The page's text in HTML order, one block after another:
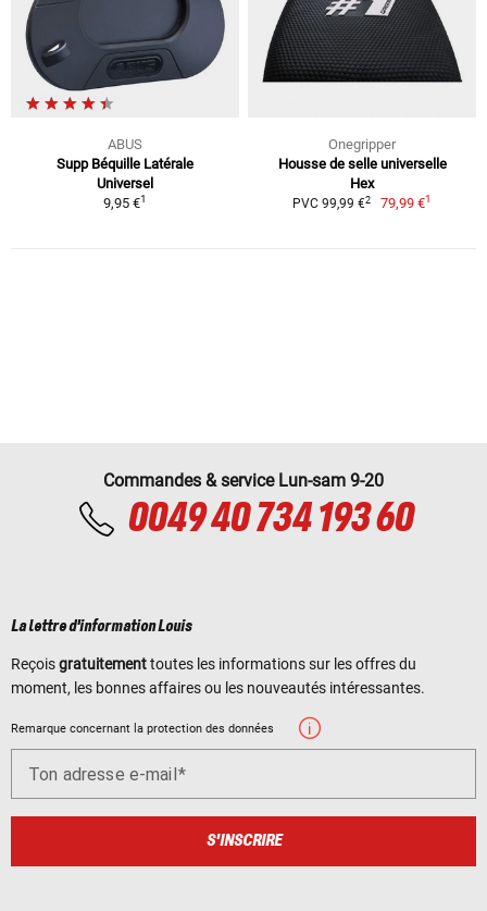
ABUS
Supp Béquille Latérale
Universel
9,95 €1
Onegripper
Housse de selle universelle
Hex
PVC 99,99 €2 79,99 €1
Commandes & service Lun-sam 9-20
0049 40 734 193 60
La lettre d'information Louis
Reçoisgratuitementtoutes les informations sur les offres du
moment, les bonnes affaires ou les nouveautés intéressantes.
Remarque concernant la protection des données
Ton adresse e-mail
S'INSCRIRE